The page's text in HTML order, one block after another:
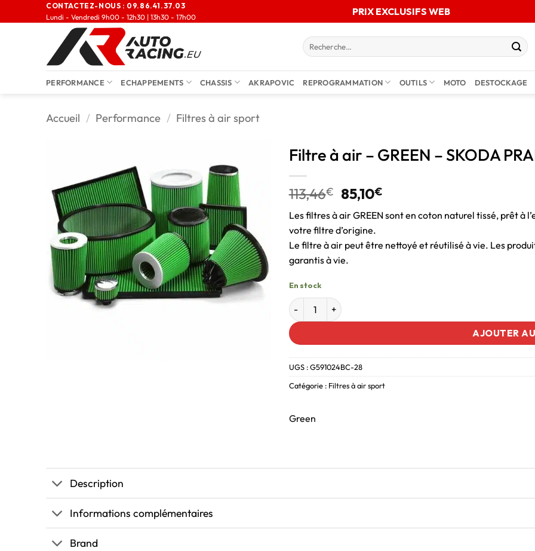
CONTACTEZ-NOUS : 09.86.41.37.03
Lundi - Vendredi 9h00 - 12h30 | 13h30 - 17h00
PRIX EXCLUSIFS WEB
PERFORMANCE ECHAPPEMENTS CHASSIS AKRAPOVIC REPROGRAMMATION OUTILS MOTO DESTOCKAGE
Accueil / Performance / Filtres à air sport
Filtre à air – GREEN – SKODA
113,46€ 85,10€
Les filtres à air GREEN sont en coton naturel tissé, prêt à
votre filtre d’origine.
Le filtre à air peut être nettoyé et réutilisé à vie. Les
garantis à vie.
En stock
AJOUTER
UGS :G591024BC-28
Catégorie : Filtres à air sport
Green
Description
Informations complémentaires
Brand